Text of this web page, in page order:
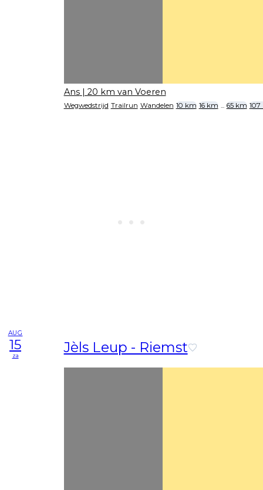
Ans | 20 km van Voeren
Wegwedstrijd Trailrun Wandelen 10 km 16 km ... 65 km
AUG
15
za Jèls Leup - Riemst